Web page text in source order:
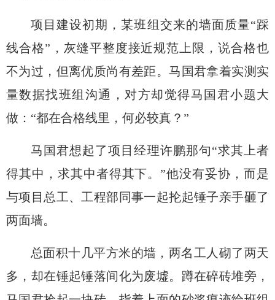
项目建设初期，某班组交来的墙面质量“踩
线合格” ， 灰缝平整度接近规范上限，说合格也
不为过，但离优质尚有差距。马国君拿着实测 实
量数据找班组 沟通 ，对方却觉得马国君小题大
做 ： “都在合格线里，何必较真？ ”
马国君想起了项目经理许鹏那句“求其上者
得其中，求其中者得其下。”他没有妥协 ，而是
与项目总工、工程部同事一起抡起锤子亲手砸了
两面墙。
总面积十几平方米的墙，两名工人砌了两天
多 ，却在锤起锤落间化为废墟。蹲在碎砖堆旁，